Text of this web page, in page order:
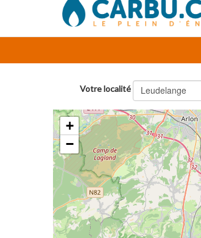
Votre localité Leudelange
+
−